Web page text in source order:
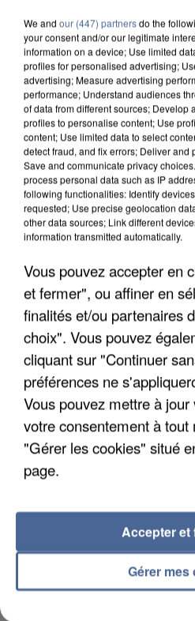
UN SECOND CADRE DE
INTERPELLÉ EN ALGÉRIE
UNE TOURISTE DE L’OISE
COULÉE DE BOUE EN
We and our (447) partnersdo the
your consent and/or our legitimate
information on a device; Use limited
profiles for personalised advertising;
advertising; Measure advertising
performance; Understand audiences
of data from different sources; Develop
profiles to personalise content; Use
content; Use limited data to select
detect fraud, and fix errors; Deliver
Save and communicate privacy
process personal data such as IP
following functionalities: Identify
requested; Use precise geolocation
other data sources; Link different
information transmitted automatically.
Vous pouvez accepter en
et fermer", ou affiner en
finalités et/ou partenaires
choix". Vous pouvez
cliquant sur "Continuer
préférences ne
Vous pouvez mettre à
votre consentement à
"Gérer les cookies" situé
page.
Gérer mes
Accepter et